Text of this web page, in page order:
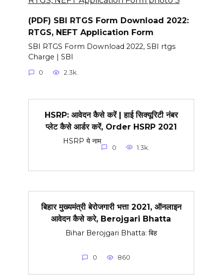
(PDF) SBI RTGS Form Download 2022:
RTGS, NEFT Application Form
SBI RTGS Form Download 2022, SBI rtgs
Charge | SBI
0 2.3k.
HSRP: आवेदन कैसे करें | हाई सिक्यूरिटी नंबर
प्लेट कैसे आर्डर करें, Order HSRP 2021
HSRP ये नाम
0 1.3k.
बिहार मुख्यमंत्री बेरोजगारी भत्ता 2021, ऑनलाइन
आवेदन कैसे करे, Berojgari Bhatta
Bihar Berojgari Bhatta: बिह
0 860